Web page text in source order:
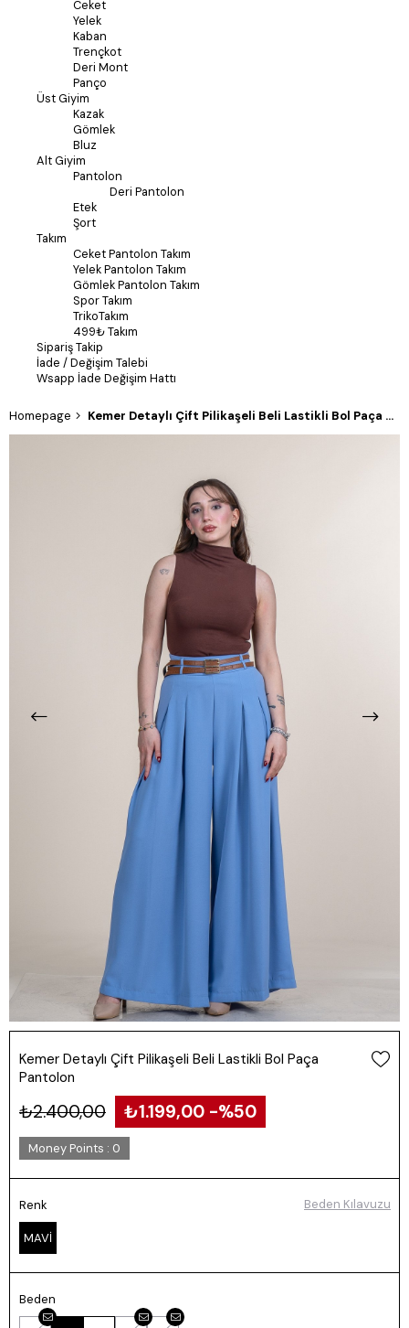
Ceket
Yelek
Kaban
Trençkot
Deri Mont
Panço
Üst Giyim
Kazak
Gömlek
Bluz
Alt Giyim
Pantolon
Deri Pantolon
Etek
Şort
Takım
Ceket Pantolon Takım
Yelek Pantolon Takım
Gömlek Pantolon Takım
Spor Takım
TrikoTakım
499₺ Takım
Sipariş Takip
İade / Değişim Talebi
Wsapp İade Değişim Hattı
Homepage Kemer Detaylı Çift Pilikaşeli Beli Lastikli Bol Paça Pantolon
Kemer Detaylı Çift Pilikaşeli Beli Lastikli Bol Paça
Pantolon
₺2.400,00 ₺1.199,00 50
Money Points : 0
Renk
MAVİ
Beden
Beden Kılavuzu